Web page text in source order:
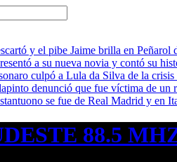
y el pibe Jaime brilla en Peñarol
a su nueva novia y contó su
culpó a Lula da Silva de la
denunció que fue víctima de un
se fue de Real Madrid y en